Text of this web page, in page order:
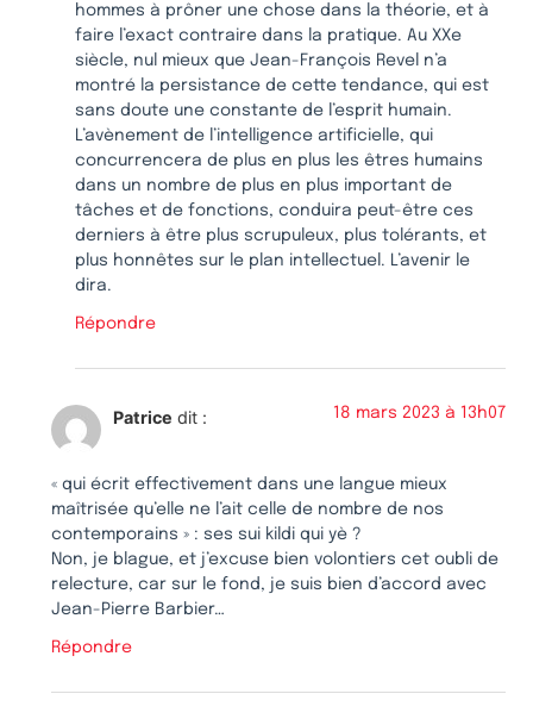
hommes à prôner une chose dans la théorie, et à
faire l’exact contraire dans la pratique. Au XXe
siècle, nul mieux que Jean-François Revel n’a
montré la persistance de cette tendance, qui est
sans doute une constante de l’esprit humain.
L’avènement de l’intelligence artificielle, qui
concurrencera de plus en plus les êtres humains
dans un nombre de plus en plus important de
tâches et de fonctions, conduira peut-être ces
derniers à être plus scrupuleux, plus tolérants, et
plus honnêtes sur le plan intellectuel. L’avenir le
dira.
Répondre
Patrice dit : 18 mars 2023 à 13h07
« qui écrit effectivement dans une langue mieux
maîtrisée qu’elle ne l’ait celle de nombre de nos
contemporains » : ses sui kildi qui yè ?
Non, je blague, et j’excuse bien volontiers cet oubli de
relecture, car sur le fond, je suis bien d’accord avec
Jean-Pierre Barbier…
Répondre